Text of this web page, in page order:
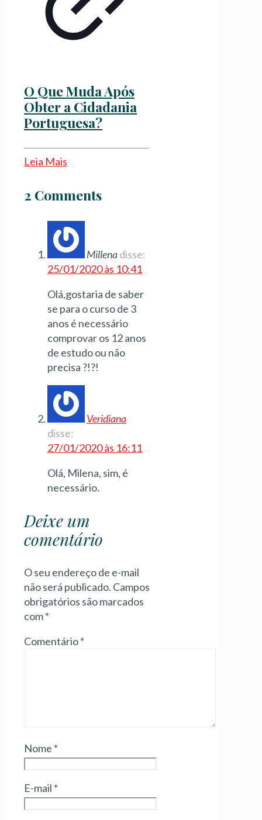
O Que Muda Após
Obter a Cidadania
Portuguesa?
Leia Mais
2 Comments
Millenadisse:
25/01/2020 às 10:41
Olá,gostaria de saber
se para o curso de 3
anos é necessário
comprovar os 12 anos
de estudo ou não
precisa ?!?!
Veridiana
disse:
27/01/2020 às 16:11
Olá, Milena, sim, é
necessário.
Deixe um
comentário
O seu endereço de e-mail
não será publicado. Campos
obrigatórios são marcados
com*
Comentário*
Nome *
E-mail *